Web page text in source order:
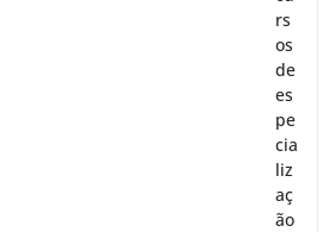
rs
os
de
es
pe
cia
liz
aç
ão